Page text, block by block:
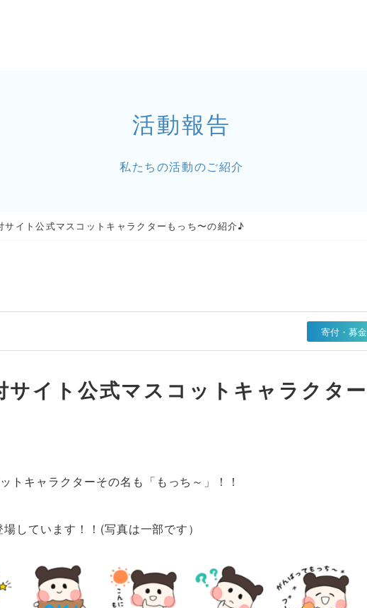
活動報告
私たちの活動のご紹介
サイト公式マスコットキャラクターもっち〜の紹介♪
寄付・募金
サイト公式マスコットキャラクター
トキャラクターその名も「もっち～」！！
しています！！(写真は一部です）